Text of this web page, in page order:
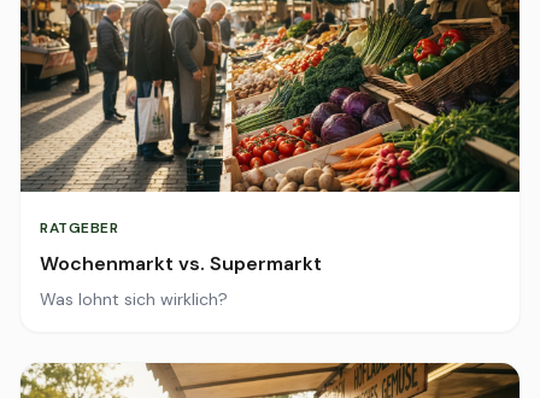
RATGEBER
Wochenmarkt vs. Supermarkt
Was lohnt sich wirklich?